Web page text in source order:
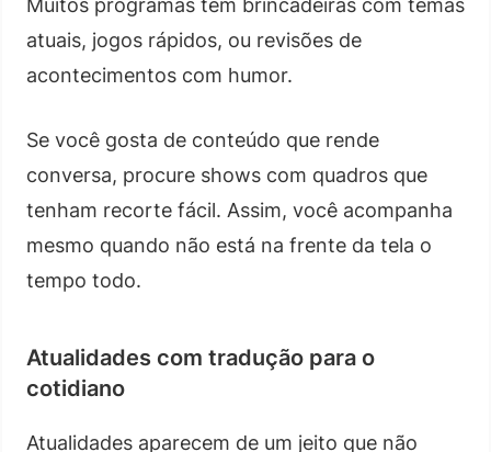
Muitos programas têm brincadeiras com temas
atuais, jogos rápidos, ou revisões de
acontecimentos com humor.
Se você gosta de conteúdo que rende
conversa, procure shows com quadros que
tenham recorte fácil. Assim, você acompanha
mesmo quando não está na frente da tela o
tempo todo.
Atualidades com tradução para o
cotidiano
Atualidades aparecem de um jeito que não